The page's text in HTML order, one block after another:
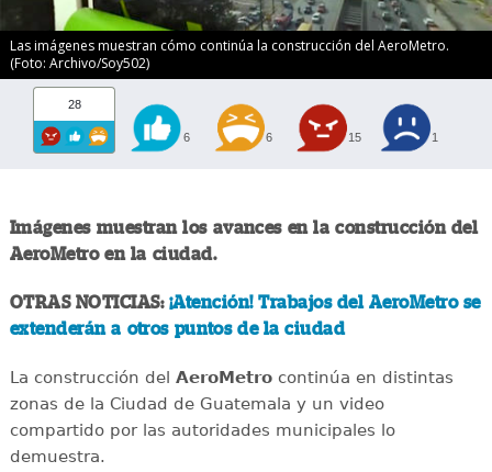
Las imágenes muestran cómo continúa la construcción del AeroMetro.
(Foto: Archivo/Soy502)
28
6 6 15 1
Imágenes muestran los avances en la construcción del
AeroMetro en la ciudad.
OTRAS NOTICIAS: ¡Atención! Trabajos del AeroMetro se
extenderán a otros puntos de la ciudad
La construcción del AeroMetrocontinúa en distintas
zonas de la Ciudad de Guatemala y un video
compartido por las autoridades municipales lo
demuestra.